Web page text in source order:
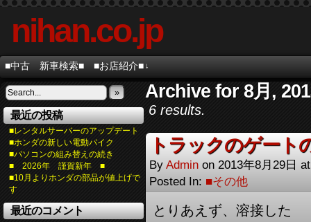
nihan.co.jp
■中古 新車検索■ ■お店紹介■ ↓
»
最近の投稿
■レンタルサーバーのアップデート
■ホンダの新しい電動バイク
■パソコンの組み替えの続き
■ 2026年 謹賀新年 ■
■10月よりホンダの部品が値上げで
す
最近のコメント
Archive for 8月,
6 results.
トラックのゲー
By Admin on 2013年8月29日
Posted In: ■その他
とりあえず、溶接した